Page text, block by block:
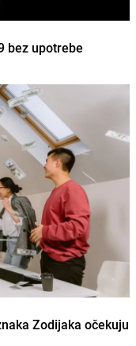
bez upotrebe
Zodijaka očekuju